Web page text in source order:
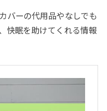
バーの代用品やなしでも
快眠を助けてくれる情報